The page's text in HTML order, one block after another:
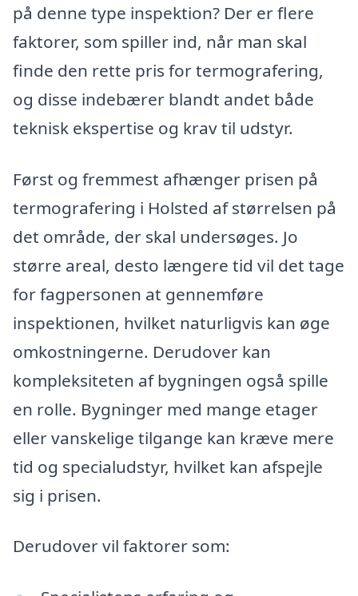
på denne type inspektion? Der er flere
faktorer, som spiller ind, når man skal
finde den rette pris for termografering,
og disse indebærer blandt andet både
teknisk ekspertise og krav til udstyr.
Først og fremmest afhænger prisen på
termografering i Holsted af størrelsen på
det område, der skal undersøges. Jo
større areal, desto længere tid vil det tage
for fagpersonen at gennemføre
inspektionen, hvilket naturligvis kan øge
omkostningerne. Derudover kan
kompleksiteten af bygningen også spille
en rolle. Bygninger med mange etager
eller vanskelige tilgange kan kræve mere
tid og specialudstyr, hvilket kan afspejle
sig i prisen.
Derudover vil faktorer som: